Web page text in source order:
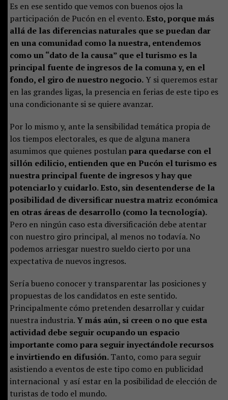
Es en ese sentido que vemos con buenos ojos la
participación de Pucón en el evento. Esto, porque más
allá de las diferencias naturales que se puedan dar
en una comunidad como la nuestra, entendemos
como un “dato de la causa” que el turismo es la
principal fuente de ingresos de la comuna y, en el
fondo, el giro de nuestro negocio.Y si queremos estar
en las grandes ligas, la presencia en ferias de este tipo es
una condicionante si se quiere avanzar.
Por lo mismo y, ante la sensibilidad temática propia de
los tiempos electorales, es que de alguna manera
asumimos que quienes postulanpara quedarse con el
sillón edilicio, entienden que en Pucón el turismo es
nuestra principal fuente de ingresos y hay que
potenciarlo y cuidarlo. Esto, sin desentenderse de la
posibilidad de diversificar nuestra matriz económica
en otras áreas de desarrollo (como la tecnología).
Pero en ningún caso esta diversificación debe atentar
con nuestro giro principal, al menos no todavía. No
podemos arriesgar nuestro sueldo cierto por una
expectativa de nuevos ingresos.
Sería bueno conocer y transparentar las posiciones y
propuestas de los candidatos en este sentido.
Principalmente cómo pretenden desarrollar y cuidar
nuestra industria.Y más aún, si creen o no que esta
actividad debe seguir ocupando un espacio
importante como para seguir inyectándole recursos
e invirtiendo en difusión.Tanto, como para seguir
asistiendo a eventos de este tipo como en publicidad
internacional y así estar en la posibilidad de elección de
turistas de todo el mundo.